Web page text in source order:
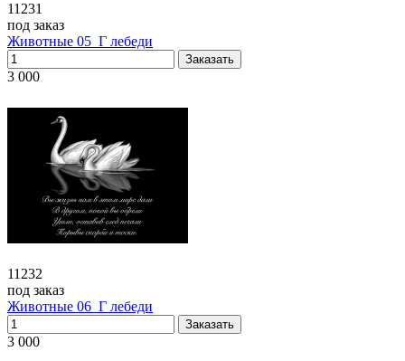
11231
под заказ
Животные 05_Г лебеди
3 000
11232
под заказ
Животные 06_Г лебеди
3 000